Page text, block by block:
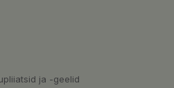
ja -geelid